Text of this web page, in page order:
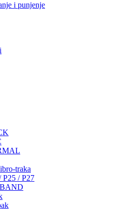
i punjenje
traka
/ P27